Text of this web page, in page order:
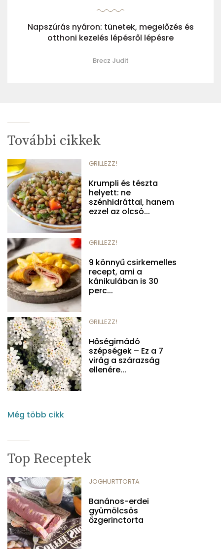
Napszúrás nyáron: tünetek, megelőzés és
otthoni kezelés lépésről lépésre
Brecz Judit
További cikkek
GRILLEZZ!
Krumpli és tészta
helyett: ne
szénhidráttal, hanem
ezzel az olcsó...
GRILLEZZ!
9 könnyű csirkemelles
recept, ami a
kánikulában is 30
perc...
GRILLEZZ!
Hőségimádó
szépségek – Ez a 7
virág a szárazság
ellenére...
Még több cikk
Top Receptek
JOGHURTTORTA
Banános-erdei
gyümölcsös
őzgerinctorta